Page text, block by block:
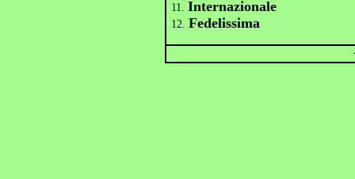
11.Internazionale
12.Fedelissima